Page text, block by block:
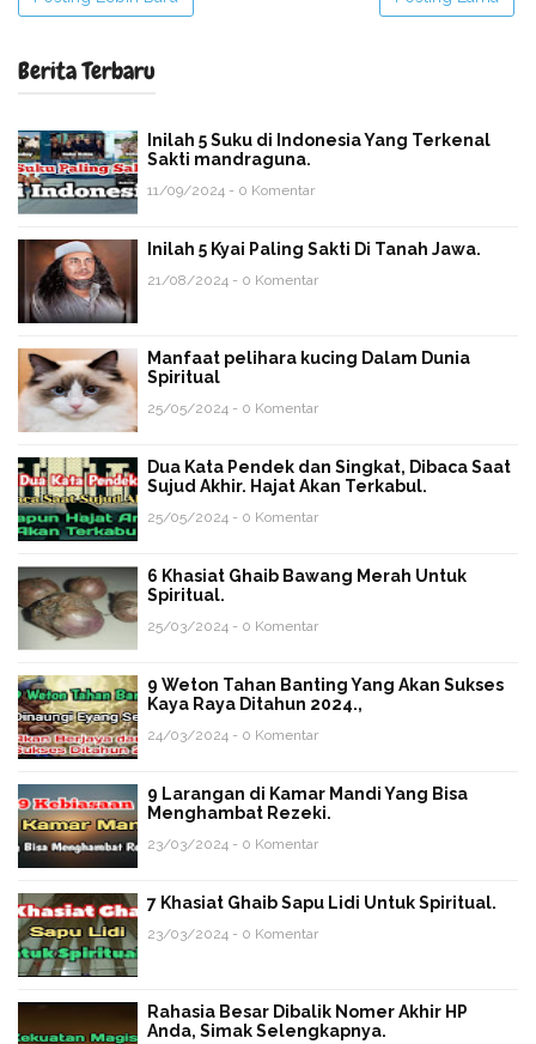
Berita Terbaru
Inilah 5 Suku di Indonesia Yang Terkenal
Sakti mandraguna.
11/09/2024 - 0 Komentar
Inilah 5 Kyai Paling Sakti Di Tanah Jawa.
21/08/2024 - 0 Komentar
Manfaat pelihara kucing Dalam Dunia
Spiritual
25/05/2024 - 0 Komentar
Dua Kata Pendek dan Singkat, Dibaca Saat
Sujud Akhir. Hajat Akan Terkabul.
25/05/2024 - 0 Komentar
6 Khasiat Ghaib Bawang Merah Untuk
Spiritual.
25/03/2024 - 0 Komentar
9 Weton Tahan Banting Yang Akan Sukses
Kaya Raya Ditahun 2024.,
24/03/2024 - 0 Komentar
9 Larangan di Kamar Mandi Yang Bisa
Menghambat Rezeki.
23/03/2024 - 0 Komentar
7 Khasiat Ghaib Sapu Lidi Untuk Spiritual.
23/03/2024 - 0 Komentar
Rahasia Besar Dibalik Nomer Akhir HP
Anda, Simak Selengkapnya.